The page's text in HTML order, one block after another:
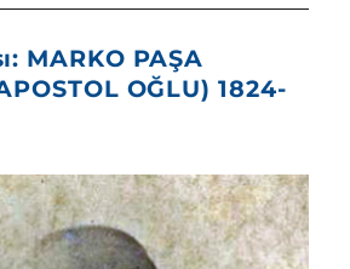
MARKO PAŞA
OĞLU) 1824-